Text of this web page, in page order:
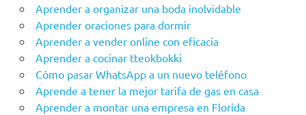
Aprender a organizar una boda inolvidable
Aprender oraciones para dormir
Aprender a vender online con eficacia
Aprender a cocinar tteokbokki
Cómo pasar WhatsApp a un nuevo teléfono
Aprende a tener la mejor tarifa de gas en casa
Aprender a montar una empresa en Florida